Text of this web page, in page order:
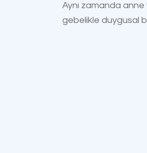
Aynı zamanda
gebelikle duygusal